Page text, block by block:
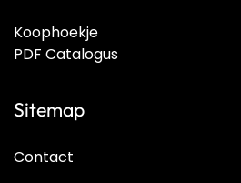
Koophoekje
PDF Catalogus
Sitemap
Contact